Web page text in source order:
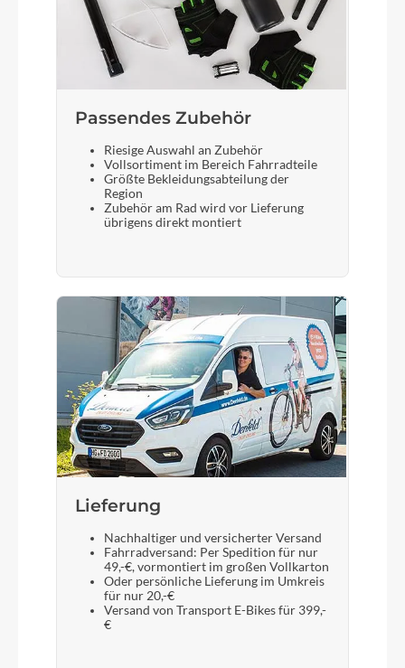
mm axle
Display
Sattelstütze
FLYER Alloy, 30.9 x 300 (S) / 350 (M-XL) mm
Passendes Zubehör
Riesige Auswahl an Zubehör
Vollsortiment im Bereich Fahrradteile
Größte Bekleidungsabteilung der
Region
Zubehör am Rad wird vor Lieferung
übrigens direkt montiert
Lieferung
Nachhaltiger und versicherter Versand
Fahrradversand: Per Spedition für nur
49,-€, vormontiert im großen Vollkarton
Oder persönliche Lieferung im Umkreis
für nur 20,-€
Versand von Transport E-Bikes für 399,-
€